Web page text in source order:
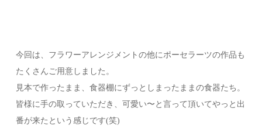
今回は、フラワーアレンジメントの他にポーセラーツの作品も
たくさんご用意しました。
見本で作ったまま、食器棚にずっとしまったままの食器たち。
皆様に手の取っていただき、可愛い〜と言って頂いてやっと出
番が来たという感じです(笑)